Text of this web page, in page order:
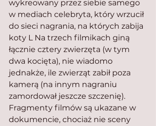
wykreowany przez siebie samego
w mediach celebryta, który wrzucił
do sieci nagrania, na których zabija
koty L Na trzech filmikach giną
łącznie cztery zwierzęta (w tym
dwa kocięta), nie wiadomo
jednakże, ile zwierząt zabił poza
kamerą (na innym nagraniu
zamordował jeszcze szczenię).
Fragmenty filmów są ukazane w
dokumencie, chociaż nie sceny